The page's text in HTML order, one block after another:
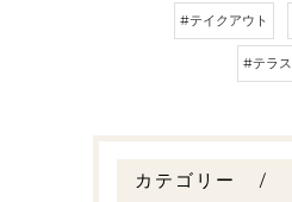
#テイクアウト
#テラス
カテゴリー